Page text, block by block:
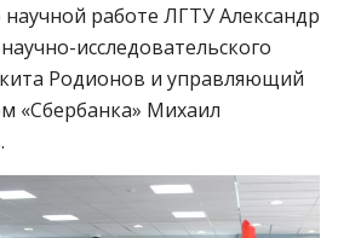
работе ЛГТУ Александр
исследовательского
Родионов и управляющий
«Сбербанка» Михаил